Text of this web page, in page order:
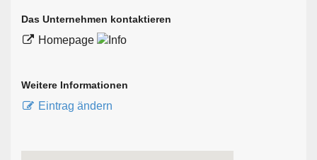
Das Unternehmen kontaktieren
Homepage
Weitere Informationen
Eintrag ändern